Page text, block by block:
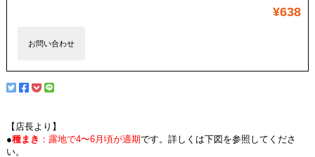
¥638
お問い合わせ
【店長より】
●種まき ：露地で4〜6月頃が適期です。詳しくは下図を参照してくださ
い。